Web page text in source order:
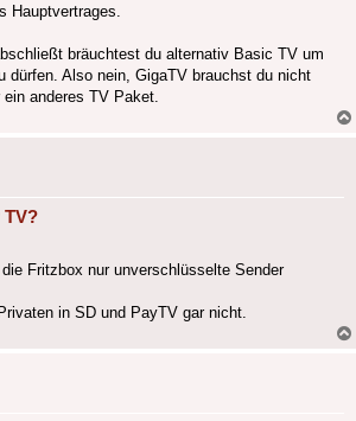
Hauptvertrages.
bräuchtest du alternativ Basic TV um
dürfen. Also nein, GigaTV brauchst du nicht
anderes TV Paket.
TV?
Fritzbox nur unverschlüsselte Sender
in SD und PayTV gar nicht.